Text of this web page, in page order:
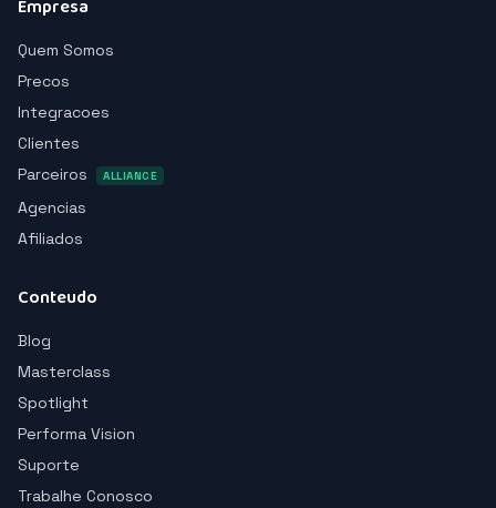
Empresa
Quem Somos
Precos
Integracoes
Clientes
Parceiros
ALLIANCE
Agencias
Afiliados
Conteudo
Blog
Masterclass
Spotlight
Performa Vision
Suporte
Trabalhe Conosco